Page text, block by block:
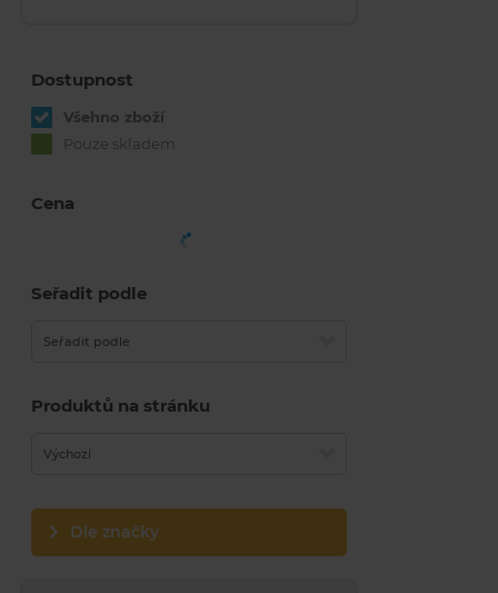
Dostupnost
Všehno zboží
Pouze skladem
Cena
Seřadit podle
Seřadit podle
Produktů na stránku
Výchozí
Dle značky